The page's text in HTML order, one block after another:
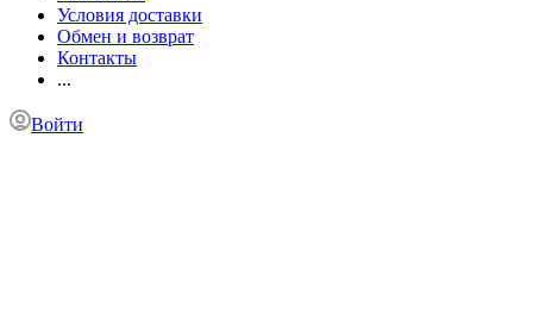
Условия доставки
Обмен и возврат
Контакты
...
Войти